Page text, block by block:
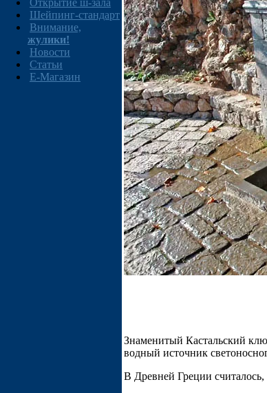
Открытие ш-зала
Шейпинг-стандарт
Внимание,
жулики!
Новости
Статьи
E-Магазин
Знаменитый Кастальский
водный источник
В Древней Греции